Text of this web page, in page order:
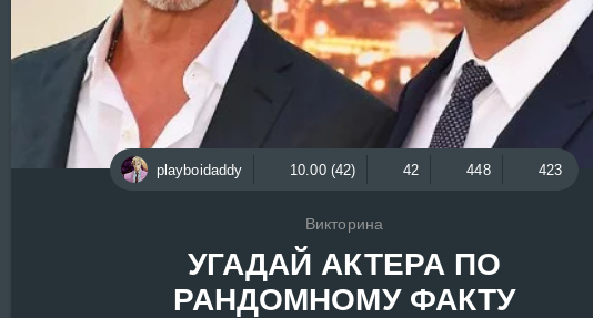
playboidaddy 10.00 (42) 42 448 423
Викторина
УГАДАЙ АКТЕРА ПО
РАНДОМНОМУ ФАКТУ